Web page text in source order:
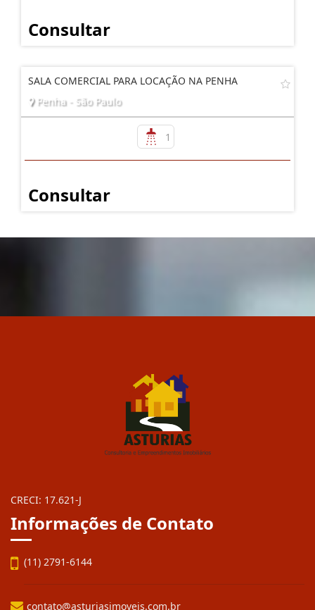
Consultar
SALA COMERCIAL PARA LOCAÇÃO NA PENHA
Penha - São Paulo
1
Consultar
CRECI: 17.621-J
Informações de Contato
(11) 2791-6144
contato@asturiasimoveis.com.br